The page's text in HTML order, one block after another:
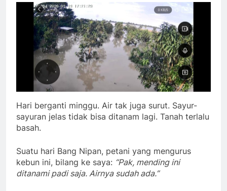
Hari berganti minggu. Air tak juga surut. Sayur-
sayuran jelas tidak bisa ditanam lagi. Tanah terlalu
basah.
Suatu hari Bang Nipan, petani yang mengurus
kebun ini, bilang ke saya: “Pak, mending ini
ditanami padi saja. Airnya sudah ada.”